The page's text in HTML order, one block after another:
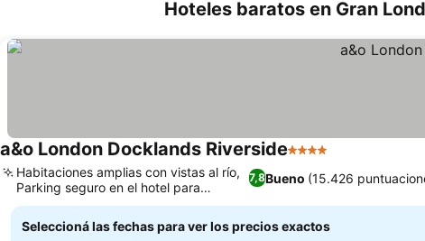
Hoteles baratos en Gran
a&o London Docklands Riverside4 Estrellas
7,8Bueno (15.426
Habitaciones amplias con vistas al río,
Parking seguro en el hotel para
huéspedes
Seleccioná las fechas para ver los precios exactos